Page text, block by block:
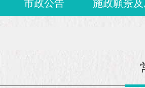
市政公告 施政願景